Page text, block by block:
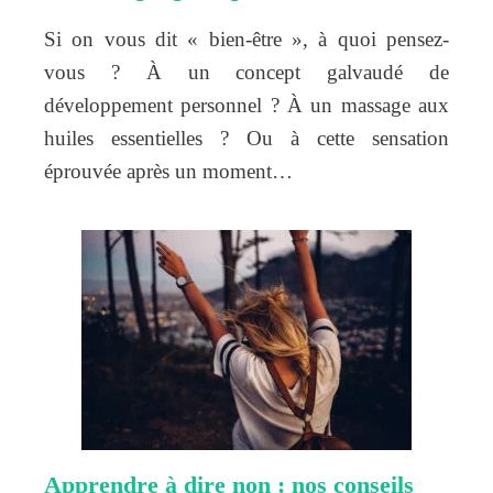
Si on vous dit « bien-être », à quoi pensez-
vous ? À un concept galvaudé de
développement personnel ? À un massage aux
huiles essentielles ? Ou à cette sensation
éprouvée après un moment…
Apprendre à dire non : nos conseils